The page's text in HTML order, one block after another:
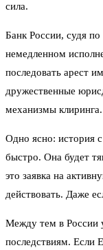
сила.
Банк России, судя
немедленном
последовать арест
дружественные
механизмы
Одно ясно: история
быстро. Она будет
это заявка на
действовать. Даже
Между тем в России
последствиям. Если